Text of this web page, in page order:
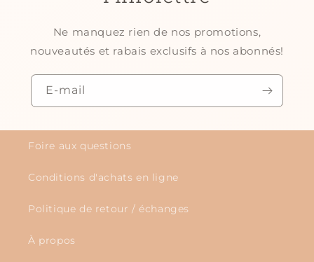
Ne manquez rien de nos promotions,
nouveautés et rabais exclusifs à nos abonnés!
E-mail
Foire aux questions
Conditions d'achats en ligne
Politique de retour / échanges
À propos